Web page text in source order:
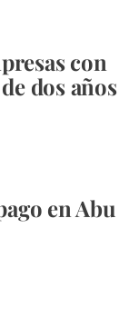
con
dos años
en Abu